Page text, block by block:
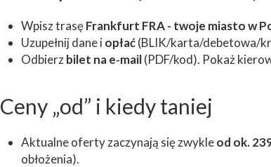
Wpisz trasęFrankfurt FRA - twoje miasto w
Uzupełnij dane iopłać(BLIK/karta/debetowa/
Odbierzbilet na e‑mail(PDF/kod). Pokaż
Ceny „od” i kiedy taniej
Aktualne oferty zaczynają się zwykleod ok.
obłożenia).